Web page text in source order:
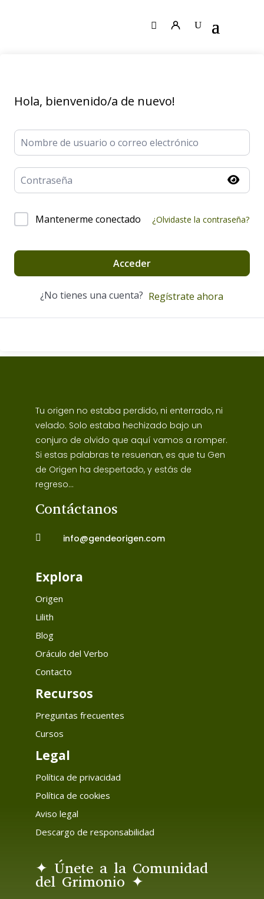
Hola, bienvenido/a de nuevo!
Mantenerme conectado ¿Olvidaste la contraseña?
Acceder
¿No tienes una cuenta? Regístrate ahora
Tu origen no estaba perdido, ni enterrado, ni
velado. Solo estaba hechizado bajo un
conjuro de olvido que aquí vamos a romper.
Si estas palabras te resuenan, es que tu Gen
de Origen ha despertado, y estás de
regreso...
Contáctanos
 info@gendeorigen.com
Explora
Origen
Lilith
Blog
Oráculo del Verbo
Contacto
Recursos
Preguntas frecuentes
Cursos
Legal
Política de privacidad
Política de cookies
Aviso legal
Descargo de responsabilidad
✦ Únete a la Comunidad
del Grimonio ✦